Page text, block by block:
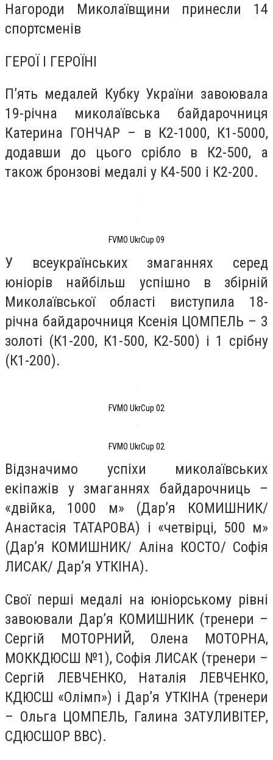
Нагороди Миколаївщини принесли 14
спортсменів
ГЕРОЇ І ГЕРОЇНІ
П’ять медалей Кубку України завоювала
19-річна миколаївська байдарочниця
Катерина ГОНЧАР – в К2-1000, К1-5000,
додавши до цього срібло в К2-500, а
також бронзові медалі у К4-500 і К2-200.
FVMO UkrCup 09
У всеукраїнських змаганнях серед
юніорів найбільш успішно в збірній
Миколаївської області виступила 18-
річна байдарочниця Ксенія ЦОМПЕЛЬ – 3
золоті (К1-200, К1-500, К2-500) і 1 срібну
(К1-200).
FVMO UkrCup 02
FVMO UkrCup 02
Відзначимо успіхи миколаївських
екіпажів у змаганнях байдарочниць –
«двійка, 1000 м» (Дар’я КОМИШНИК/
Анастасія ТАТАРОВА) і «четвірці, 500 м»
(Дар’я КОМИШНИК/ Аліна КОСТО/ Софія
ЛИСАК/ Дар’я УТКІНА).
Свої перші медалі на юніорському рівні
завоювали Дар’я КОМИШНИК (тренери –
Сергій МОТОРНИЙ, Олена МОТОРНА,
МОККДЮСШ №1), Софія ЛИСАК (тренери –
Сергій ЛЕВЧЕНКО, Наталія ЛЕВЧЕНКО,
КДЮСШ «Олімп») і Дар’я УТКІНА (тренери
– Ольга ЦОМПЕЛЬ, Галина ЗАТУЛИВІТЕР,
СДЮСШОР ВВС).